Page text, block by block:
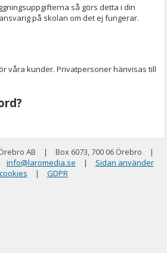
så görs detta i din
på skolan om det ej fungerar.
våra kunder. Privatpersoner hänvisas till
AB | Box 6073, 700 06 Örebro
|
info@laromedia.se |
Sidan använder
cookies
| GDPR